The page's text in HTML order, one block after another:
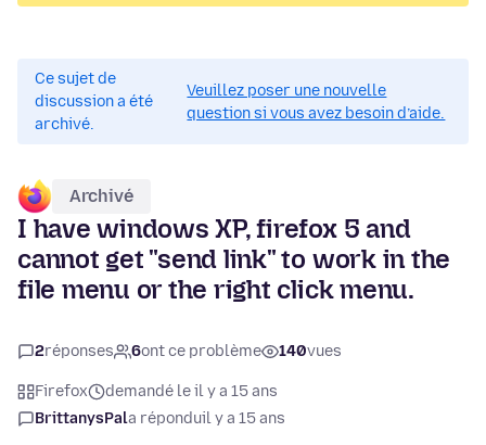
Ce sujet de
discussion a été
archivé.
Veuillez poser une nouvelle
question si vous avez besoin d’aide.
Archivé
I have windows XP, firefox 5 and
cannot get "send link" to work in the
file menu or the right click menu.
2réponses 6ont ce problème 140vues
Firefox
demandé le il y a 15 ans
BrittanysPala réponduil y a 15 ans